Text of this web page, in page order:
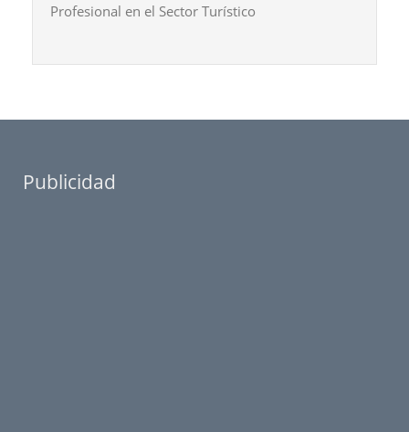
Profesional en el Sector Turístico
Publicidad